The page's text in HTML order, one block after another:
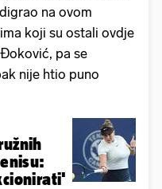
na ovom
koji su ostali ovdje
pa se
nije htio puno